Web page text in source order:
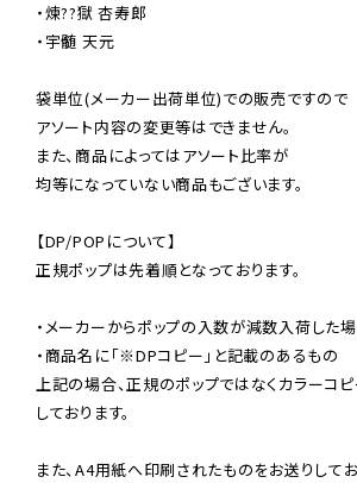
・煉??獄 杏寿郎
・宇髄 天元
袋単位(メーカー出荷単位)での販売ですので
アソート内容の変更等はできません。
また、商品によってはアソート比率が
均等になっていない商品もございます。
【DP/POPについて】
正規ポップは先着順となっております。
・メーカーからポップの入数が減数入荷した
・商品名に「※DPコピー」と記載のあるもの
上記の場合、正規のポップではなくカラーコ
しております。
また、A4用紙へ印刷されたものをお送りしてお